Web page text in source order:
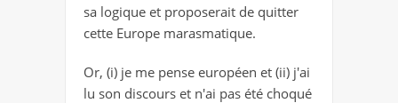
sa logique et proposerait de quitter
cette Europe marasmatique.
Or, (i) je me pense européen et (ii) j'ai
lu son discours et n'ai pas été choqué